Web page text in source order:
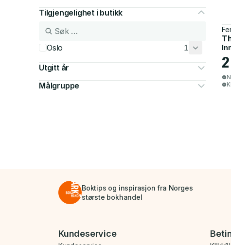
Tilgjengelighet i butikk
Oslo 1
Utgitt år
Målgruppe
Boktips og inspirasjon fra Norges
største bokhandel
Bunnmeny
Kundeservice